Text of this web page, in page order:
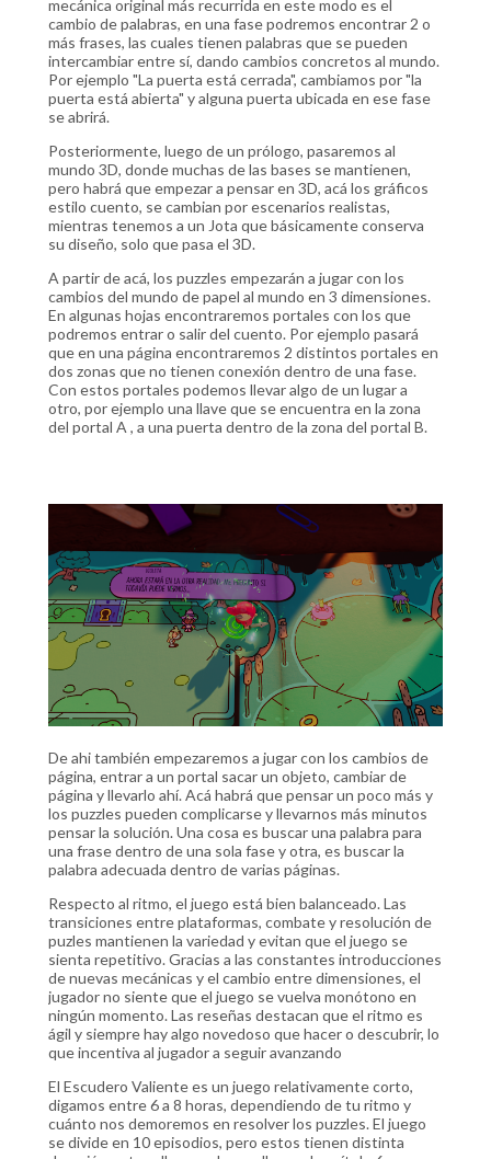
mecánica original más recurrida en este modo es el
cambio de palabras, en una fase podremos encontrar 2 o
más frases, las cuales tienen palabras que se pueden
intercambiar entre sí, dando cambios concretos al mundo.
Por ejemplo "La puerta está cerrada", cambiamos por "la
puerta está abierta" y alguna puerta ubicada en ese fase
se abrirá.
Posteriormente, luego de un prólogo, pasaremos al
mundo 3D, donde muchas de las bases se mantienen,
pero habrá que empezar a pensar en 3D, acá los gráficos
estilo cuento, se cambian por escenarios realistas,
mientras tenemos a un Jota que básicamente conserva
su diseño, solo que pasa el 3D.
A partir de acá, los puzzles empezarán a jugar con los
cambios del mundo de papel al mundo en 3 dimensiones.
En algunas hojas encontraremos portales con los que
podremos entrar o salir del cuento. Por ejemplo pasará
que en una página encontraremos 2 distintos portales en
dos zonas que no tienen conexión dentro de una fase.
Con estos portales podemos llevar algo de un lugar a
otro, por ejemplo una llave que se encuentra en la zona
del portal A , a una puerta dentro de la zona del portal B.
De ahi también empezaremos a jugar con los cambios de
página, entrar a un portal sacar un objeto, cambiar de
página y llevarlo ahí. Acá habrá que pensar un poco más y
los puzzles pueden complicarse y llevarnos más minutos
pensar la solución. Una cosa es buscar una palabra para
una frase dentro de una sola fase y otra, es buscar la
palabra adecuada dentro de varias páginas.
Respecto al ritmo, el juego está bien balanceado. Las
transiciones entre plataformas, combate y resolución de
puzles mantienen la variedad y evitan que el juego se
sienta repetitivo. Gracias a las constantes introducciones
de nuevas mecánicas y el cambio entre dimensiones, el
jugador no siente que el juego se vuelva monótono en
ningún momento. Las reseñas destacan que el ritmo es
ágil y siempre hay algo novedoso que hacer o descubrir, lo
que incentiva al jugador a seguir avanzando​
El Escudero Valiente es un juego relativamente corto,
digamos entre 6 a 8 horas, dependiendo de tu ritmo y
cuánto nos demoremos en resolver los puzzles. El juego
se divide en 10 episodios, pero estos tienen distinta